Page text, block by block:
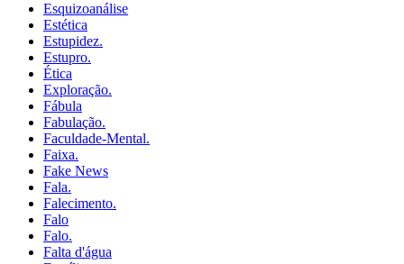
Esquizoanálise
Estética
Estupidez.
Estupro.
Ética
Exploração.
Fábula
Fabulação.
Faculdade-Mental.
Faixa.
Fake News
Fala.
Falecimento.
Falo
Falo.
Falta d'água